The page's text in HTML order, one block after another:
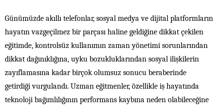
Günümüzde akıllı telefonlar, sosyal medya ve dijital platformların
hayatın vazgeçilmez bir parçası haline geldiğine dikkat çekilen
eğitimde, kontrolsüz kullanımın zaman yönetimi sorunlarından
dikkat dağınıklığına, uyku bozukluklarından sosyal ilişkilerin
zayıflamasına kadar birçok olumsuz sonucu beraberinde
getirdiği vurgulandı. Uzman eğitmenler, özellikle iş hayatında
teknoloji bağımlılığının performans kaybına neden olabileceğine